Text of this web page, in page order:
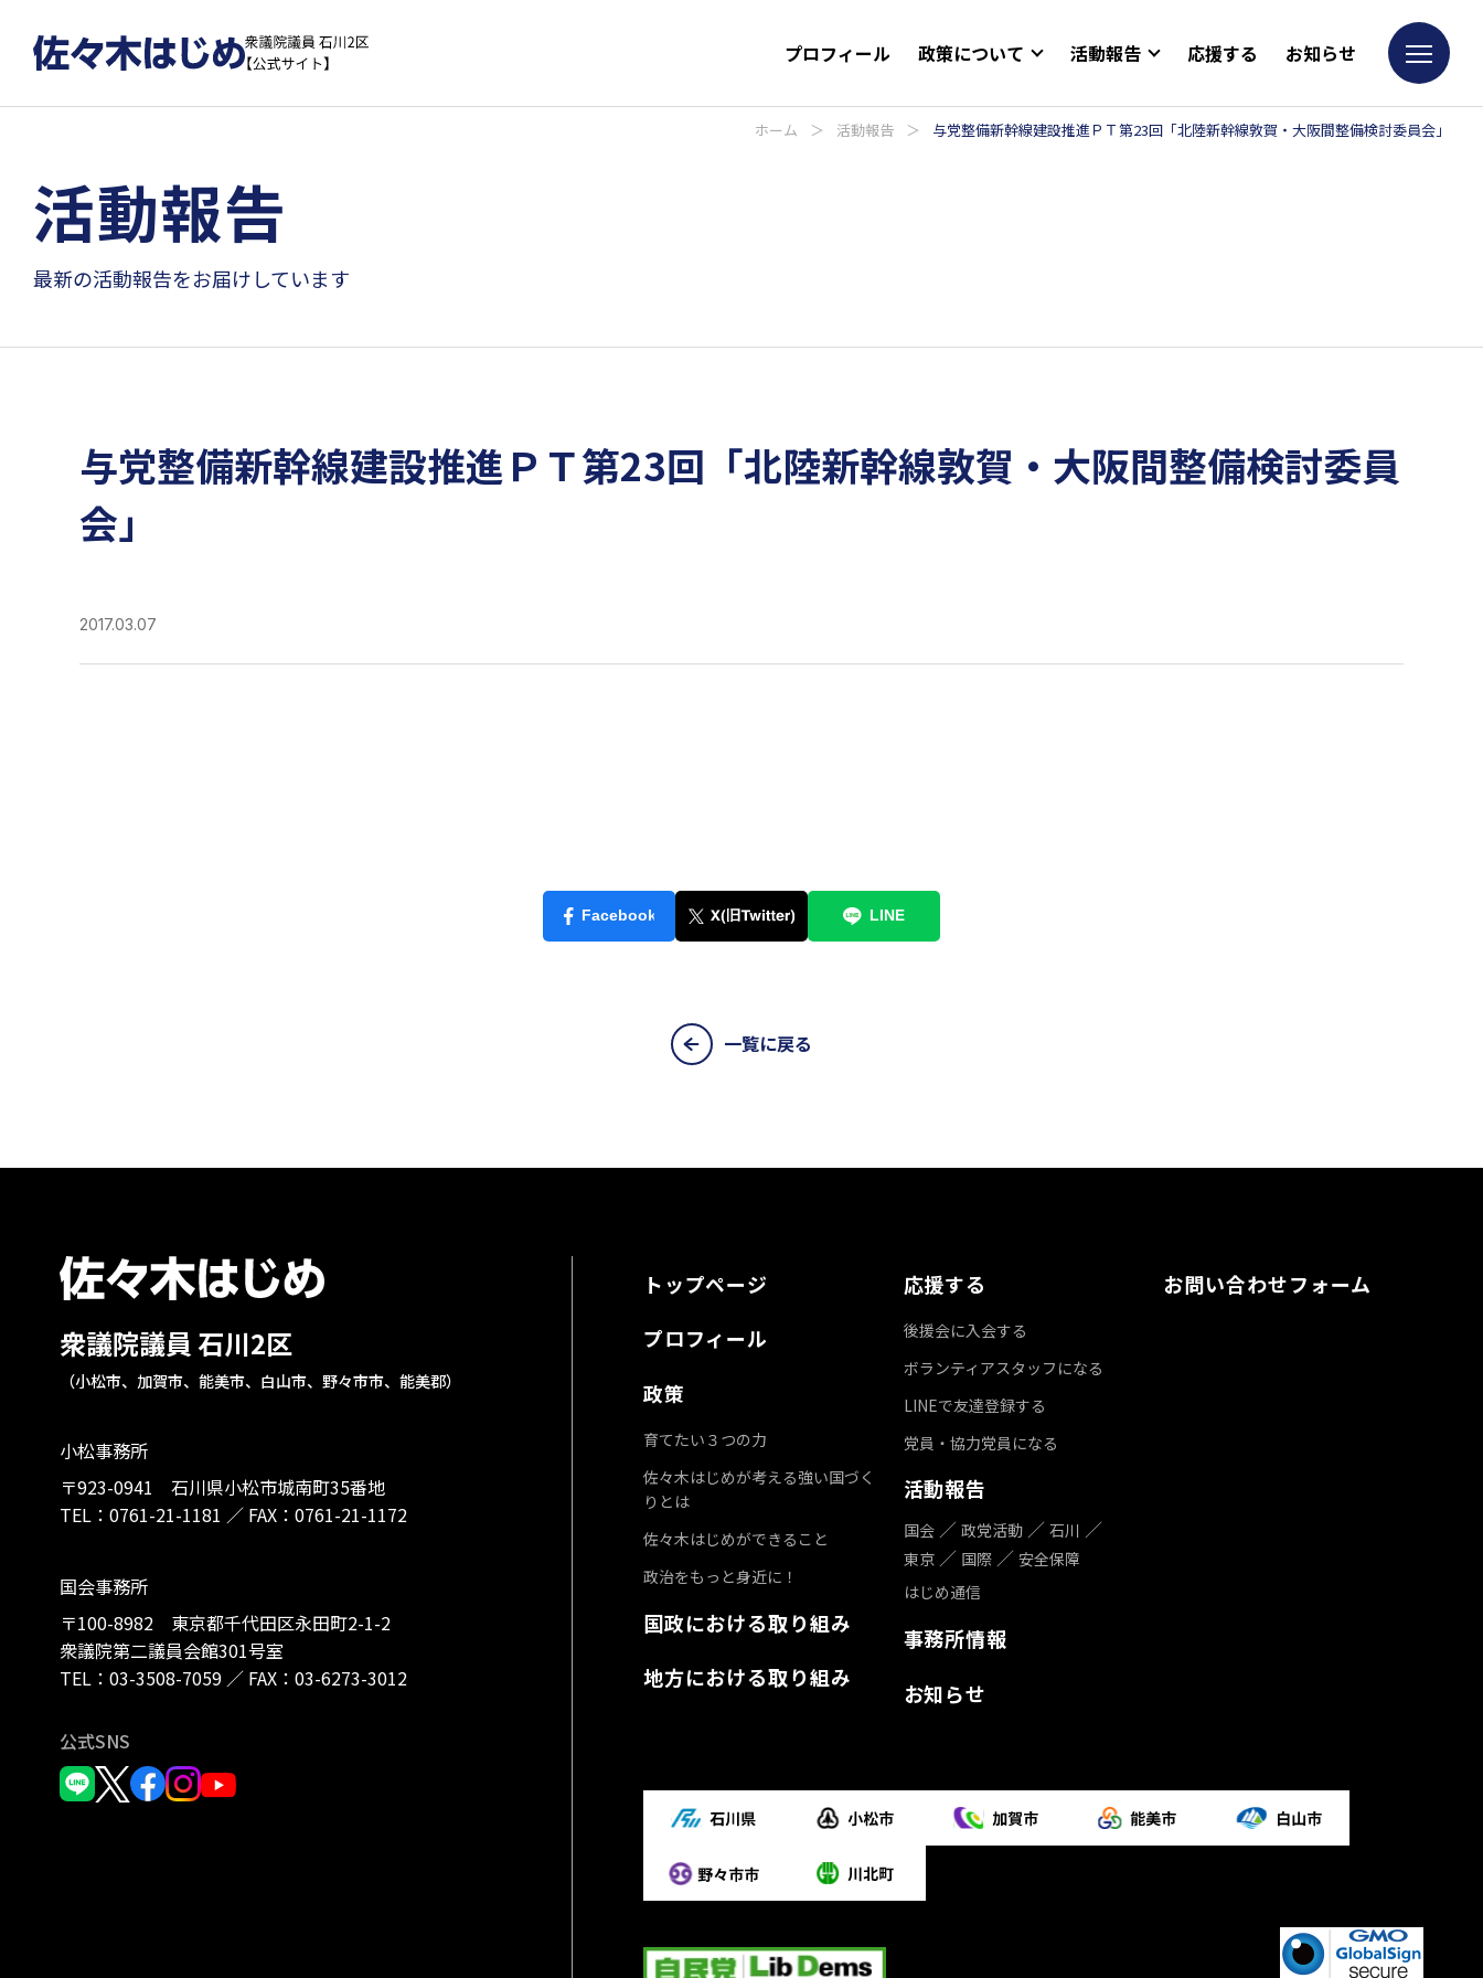
プロフィール 政策について 活動報告 応援する お知らせ
ホーム ＞ 活動報告 ＞ 与党整備新幹線建設推進ＰＴ第23回「北陸新幹線敦賀・大阪間整備検討委員会」
活動報告
最新の活動報告をお届けしています
与党整備新幹線建設推進ＰＴ第23回「北陸新幹線敦賀・大阪間整備検討委員
会」
2017.03.07
一覧に戻る
衆議院議員 石川2区
（小松市、加賀市、能美市、白山市、野々市市、能美郡）
小松事務所
〒923-0941 石川県小松市城南町35番地
TEL： 0761-21-1181 ／ FAX：0761-21-1172
国会事務所
〒100-8982 東京都千代田区永田町2-1-2
衆議院第二議員会館301号室
TEL： 03-3508-7059／ FAX：03-6273-3012
公式SNS
トップページ
プロフィール
政策
育てたい３つの力
佐々木はじめが考える強い国づく
りとは
佐々木はじめができること
政治をもっと身近に！
国政における取り組み
地方における取り組み
応援する
後援会に入会する
ボランティアスタッフになる
LINEで友達登録する
党員・協力党員になる
活動報告
国会 政党活動
石川
東京
国際
安全保障
はじめ通信
事務所情報
お知らせ
お問い合わせフォーム